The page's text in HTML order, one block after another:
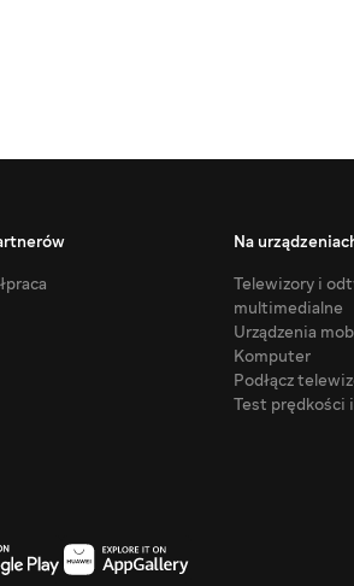
Na
Telewizory i
multimedialne
Urządzenia
Komputer
Podłącz
Test prędkości